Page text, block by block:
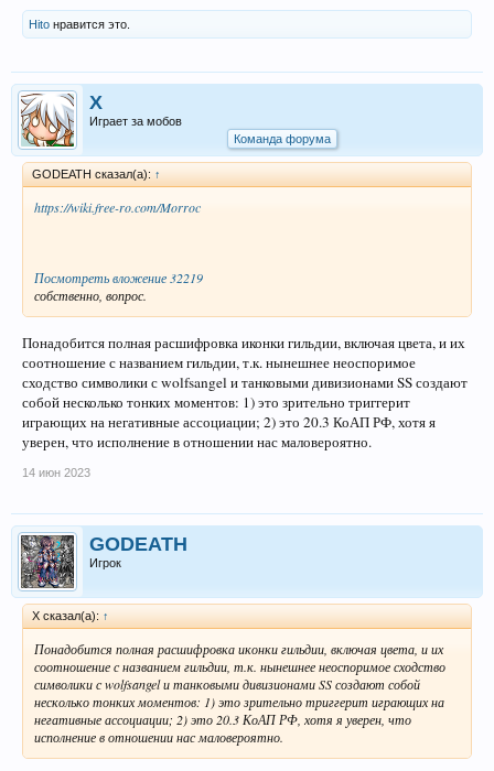
Hito нравится это.
X
Играет за мобов
Команда форума
GODEATH сказал(а): ↑
https://wiki.free-ro.com/Morroc
Посмотреть вложение 32219
собственно, вопрос.
Понадобится полная расшифровка иконки гильдии, включая цвета, и их
соотношение с названием гильдии, т.к. нынешнее неоспоримое
сходство символики с wolfsangel и танковыми дивизионами SS создают
собой несколько тонких моментов: 1) это зрительно триггерит
играющих на негативные ассоциации; 2) это 20.3 КоАП РФ, хотя я
уверен, что исполнение в отношении нас маловероятно.
14 июн 2023
GODEATH
Игрок
X сказал(а): ↑
Понадобится полная расшифровка иконки гильдии, включая цвета, и их
соотношение с названием гильдии, т.к. нынешнее неоспоримое сходство
символики с wolfsangel и танковыми дивизионами SS создают собой
несколько тонких моментов: 1) это зрительно триггерит играющих на
негативные ассоциации; 2) это 20.3 КоАП РФ, хотя я уверен, что
исполнение в отношении нас маловероятно.